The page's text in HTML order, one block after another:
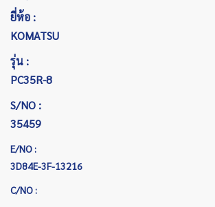
ยี่ห้อ :
KOMATSU
รุ่น :
PC35R-8
S/NO :
35459
E/NO :
3D84E-3F-13216
C/NO :